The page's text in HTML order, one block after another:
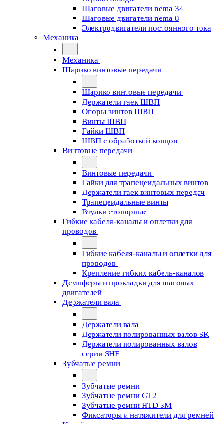
Шаговые двигатели nema 34
Шаговые двигатели nema 8
Электродвигатели постоянного тока
Механика
Механика
Шарико винтовые передачи
Шарико винтовые передачи
Держатели гаек ШВП
Опоры винтов ШВП
Винты ШВП
Гайки ШВП
ШВП с обработкой концов
Винтовые передачи
Винтовые передачи
Гайки для трапецеидальных винтов
Держатели гаек винтовых передач
Трапецеидальные винты
Втулки стопорные
Гибкие кабеля-каналы и оплетки для
проводов
Гибкие кабеля-каналы и оплетки для
проводов
Крепление гибких кабель-каналов
Демпферы и прокладки для шаговых
двигателей
Держатели вала
Держатели вала
Держатели полированных валов SK
Держатели полированных валов
серии SHF
Зубчатые ремни
Зубчатые ремни
Зубчатые ремни GT2
Зубчатые ремни HTD 3M
Фиксаторы и натяжители для ремней